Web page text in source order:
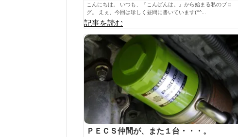
こんにちは。 いつも、『こんばんは。』から始まる私のブロ
グ。 えぇ、今回は珍しく昼間に書いています(^^...
記事を読む
ＰＥＣＳ仲間が、また１台・・・。